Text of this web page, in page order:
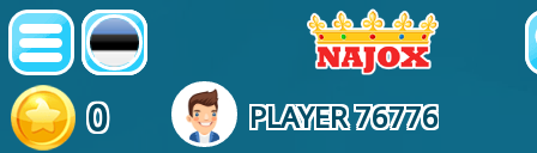
0 PLAYER 76776